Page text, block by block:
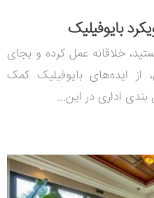
بایوفیلیک
خلاقانه عمل کرده و بجای
از ایده‌های بایوفیلیک کمک
بندی اداری در این...